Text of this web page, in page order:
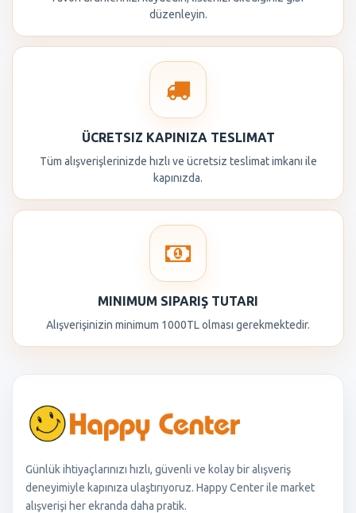
düzenleyin.
ÜCRETSIZ KAPINIZA TESLIMAT
Tüm alışverişlerinizde hızlı ve ücretsiz teslimat imkanı ile
kapınızda.
MINIMUM SIPARIŞ TUTARI
Alışverişinizin minimum 1000TL olması gerekmektedir.
Günlük ihtiyaçlarınızı hızlı, güvenli ve kolay bir alışveriş
deneyimiyle kapınıza ulaştırıyoruz. Happy Center ile market
alışverişi her ekranda daha pratik.